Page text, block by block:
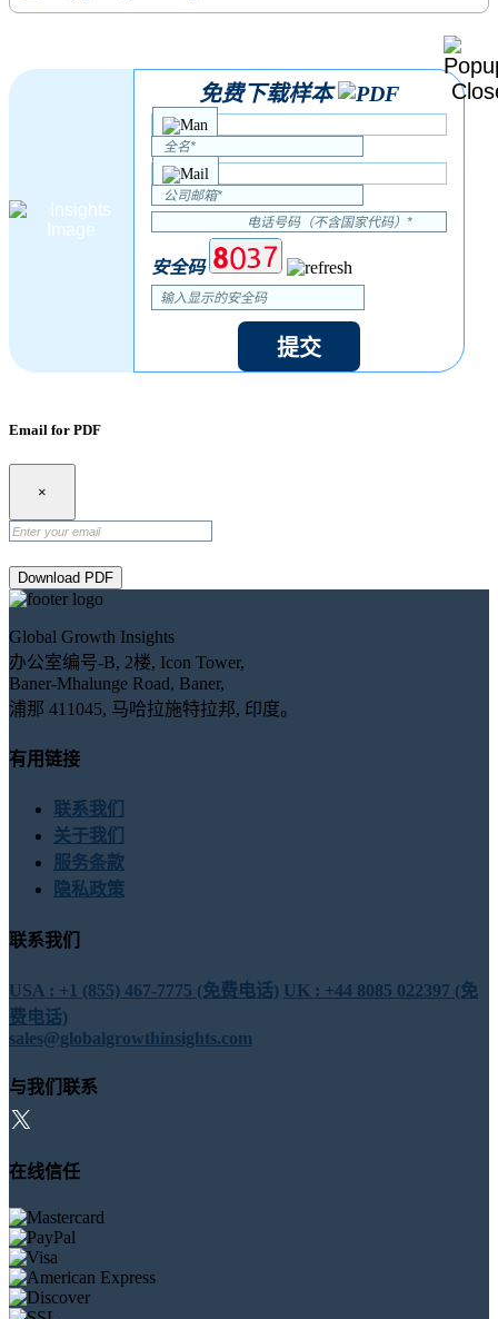
免费下载样本
安全码
提交
Email for PDF
×
Download PDF
Global Growth Insights
办公室编号-B, 2楼, Icon Tower,
Baner-Mhalunge Road, Baner,
浦那 411045, 马哈拉施特拉邦, 印度。
有用链接
联系我们
关于我们
服务条款
隐私政策
联系我们
USA : +1 (855) 467-7775 (免费电话) UK : +44 8085 022397 (免
费电话)
sales@globalgrowthinsights.com
与我们联系
在线信任